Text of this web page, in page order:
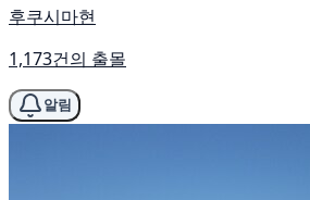
후쿠시마현
1,173건의 출몰
알림